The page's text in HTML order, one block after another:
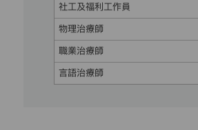
社工及福利工作員
物理治療師
職業治療師
言語治療師